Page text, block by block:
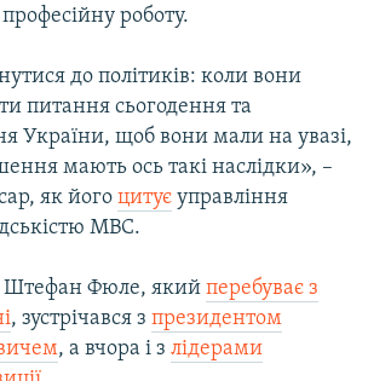
роботу.
до політиків: коли вони
питання сьогодення та
України, щоб вони мали на увазі,
мають ось такі наслідки», –
як його цитує управління
МВС.
Штефан Фюле, який перебуває з
, зустрічався з президентом
, а вчора і з лідерами